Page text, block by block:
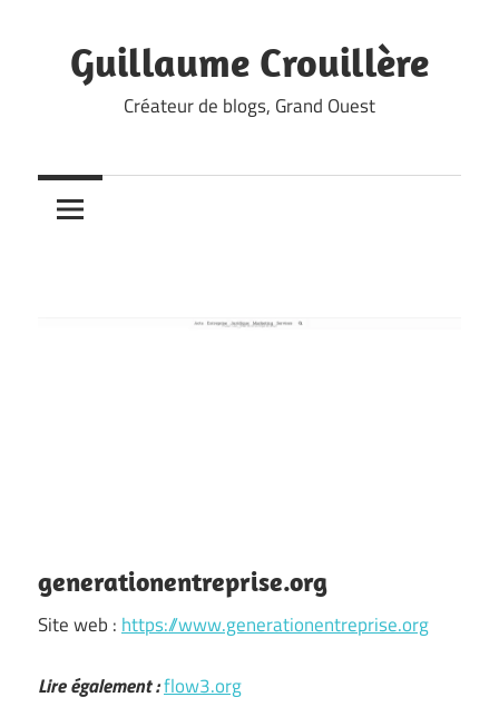
content
Guillaume Crouillère
Créateur de blogs, Grand Ouest
generationentreprise.org
Site web : https://www.generationentreprise.org
Lire également :flow3.org